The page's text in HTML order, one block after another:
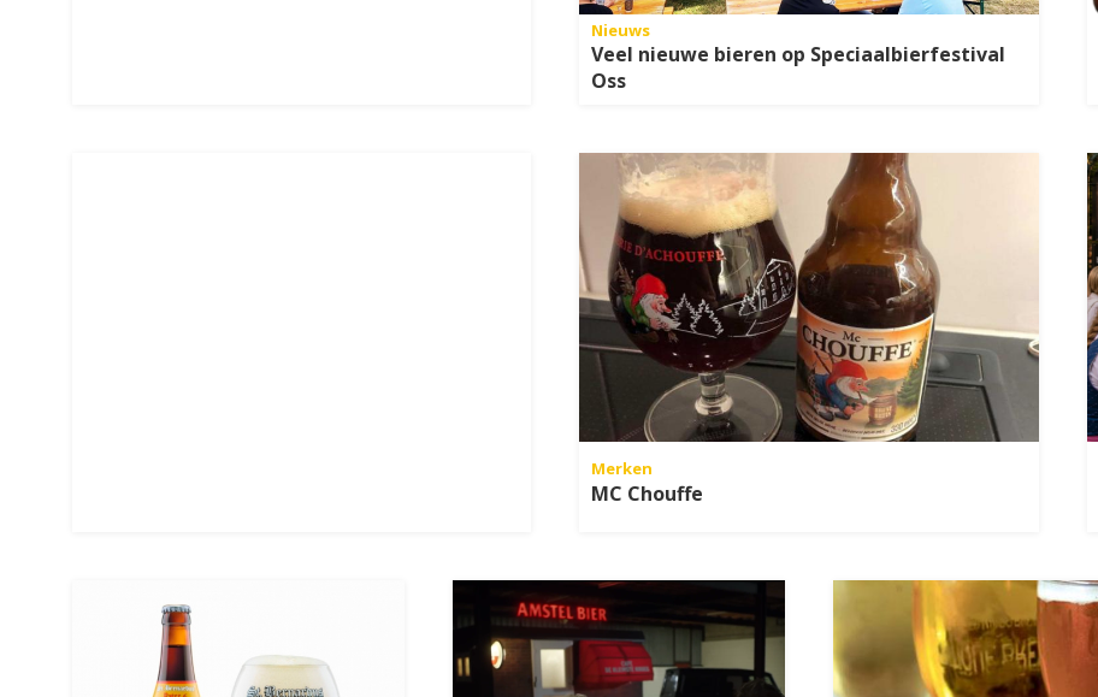
Nieuws
Veel nieuwe bieren op Speciaalbierfestival
Oss
Merken
MC Chouffe